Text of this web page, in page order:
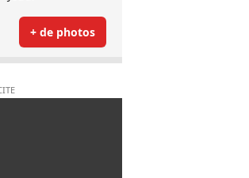
+ de photos